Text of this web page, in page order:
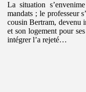
La situation
mandats ; le professeur
cousin Bertram, devenu
et son logement pour
intégrer l’a rejeté…